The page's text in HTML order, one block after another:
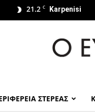
21.2 C Karpenisi
ΣΤΕΡΕΑΣ